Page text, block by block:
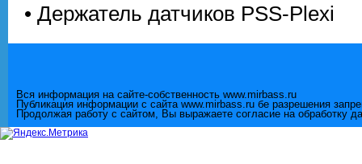
• Держатель датчиков PSS-Plexi
Вся информация на сайте-собственность www.mirbass.ru
Публикация информации с сайта www.mirbass.ru бе разрешения
Продолжая работу с сайтом, Вы выражаете согласие на обработку